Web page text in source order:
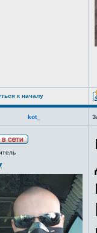
к началу
kot_